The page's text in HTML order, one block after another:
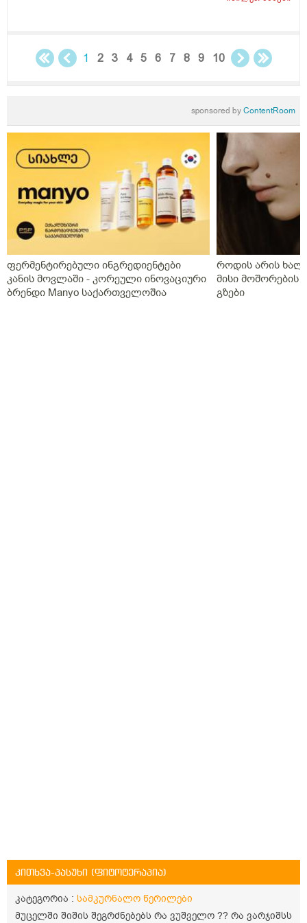
1 2 3 4 5 6 7 8 9 10
sponsored byContentRoom
ფერმენტირებული ინგრედიენტები
კანის მოვლაში - კორეული ინოვაციური
ბრენდი Manyo საქართველოშია
როდის არის
მისი მოშორების
გზები
კითხვა-პასუხი (ფიტოტერაპია)
კატეგორია : სამკურნალო წერილები
მუცელში შიშის შეგრძნებებს რა ვუშველო ?? რა ვარჯიშსს